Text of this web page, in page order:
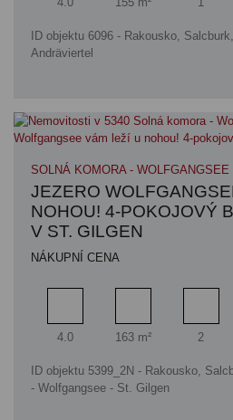
ID objektu 6096 - Rakousko,
Andräviertel
SOLNÁ KOMORA - WOLFGANGSEE
JEZERO
NOHOU! 4-POKOJOVÝ
V ST. GILGEN
NÁKUPNÍ CENA
Pokoj
4.0
Obytný prostor
163 m²
2
ID objektu 5399_2N - Rakousko,
- Wolfgangsee - St. Gilgen